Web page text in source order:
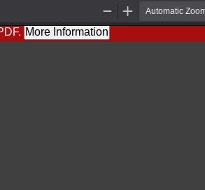
Out
More Information